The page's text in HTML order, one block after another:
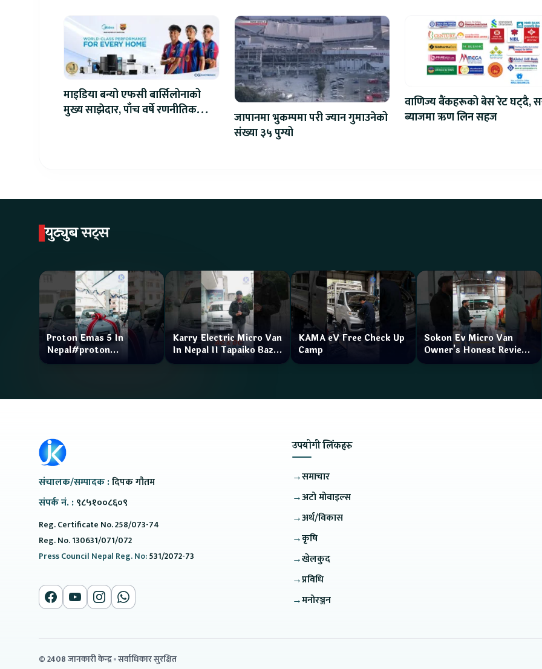
माइडिया बन्यो एफसी बार्सिलोनाको
मुख्य साझेदार, पाँच वर्षे रणनीतिक
जापानमा भुकम्पमा परी ज्यान गुमाउनेको
संख्या ३५ पुग्यो
वाणिज्य बैंकहरूको बेस रेट घट्दै,
ब्याजमा ऋण लिन सहज
युट्युब सट्स
Proton Emas 5 In
Nepal#proton
#protonemas5#protonnepal#evcarnepal
Karry Electric Micro Van
In Nepal II Tapaiko Bazar
II Jankari Kendra
KAMA eV Free Check Up
Camp
Sokon Ev Micro Van
Owner's Honest Review
How is the service?
संचालक/सम्पादक :दिपक गौतम
संपर्क नं. :९८५१००८६०९
Reg. Certificate No. 258/073-74
Reg. No. 130631/071/072
Press Council Nepal Reg. No:531/2072-73
उपयोगी लिंकहरु
→समाचार
→अटो मोवाइल्स
→अर्थ/विकास
→कृषि
→खेलकुद
→प्रविधि
→मनोरञ्जन
© 2408 जानकारी केन्द्र सर्वाधिकार सुरक्षित